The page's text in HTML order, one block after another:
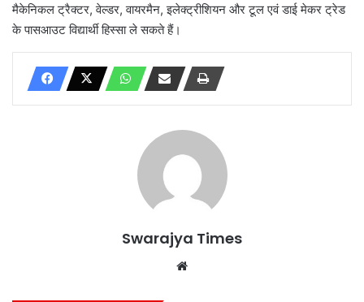
मैकेनिकल ट्रैक्टर, वेल्डर, वायरमैन, इलेक्ट्रीशियन और टूल एवं डाई मेकर ट्रेड
के पासआउट विद्यार्थी हिस्सा ले सकते हैं।
Swarajya Times